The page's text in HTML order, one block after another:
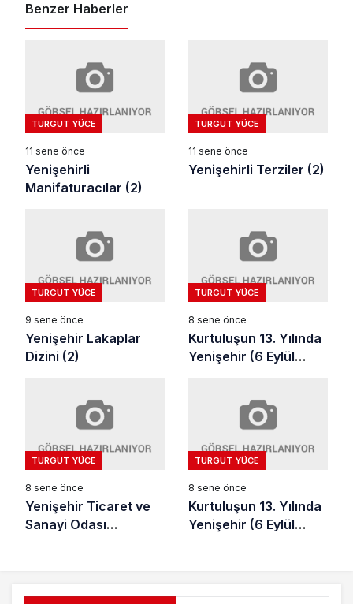
Benzer Haberler
TURGUT YÜCE
11 sene önce
Yenişehirli
Manifaturacılar (2)
TURGUT YÜCE
11 sene önce
Yenişehirli Terziler (2)
TURGUT YÜCE
9 sene önce
Yenişehir Lakaplar
Dizini (2)
TURGUT YÜCE
8 sene önce
Kurtuluşun 13. Yılında
Yenişehir (6 Eylül
TURGUT YÜCE
8 sene önce
Yenişehir Ticaret ve
Sanayi Odası
TURGUT YÜCE
8 sene önce
Kurtuluşun 13. Yılında
Yenişehir (6 Eylül